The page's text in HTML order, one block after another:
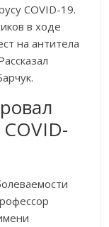
COVID-19.
в ходе
на антитела